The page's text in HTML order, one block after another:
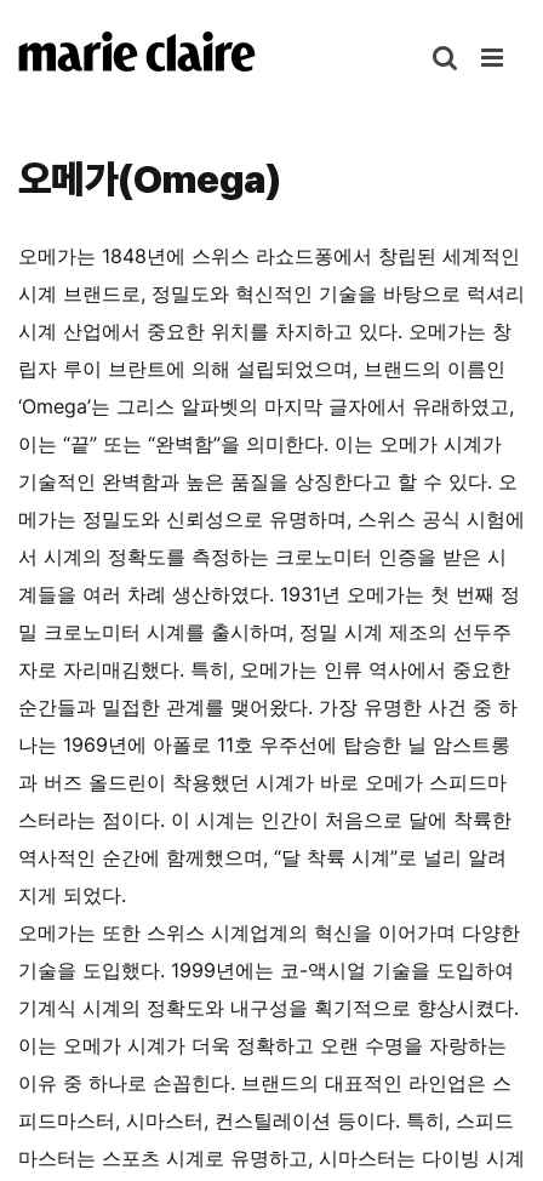
텐
오메가(Omega)
오메가는 1848년에 스위스 라쇼드퐁에서 창립된 세계적인
시계 브랜드로, 정밀도와 혁신적인 기술을 바탕으로 럭셔리
시계 산업에서 중요한 위치를 차지하고 있다. 오메가는 창
립자 루이 브란트에 의해 설립되었으며, 브랜드의 이름인
‘Omega’는 그리스 알파벳의 마지막 글자에서 유래하였고,
이는 “끝” 또는 “완벽함”을 의미한다. 이는 오메가 시계가
기술적인 완벽함과 높은 품질을 상징한다고 할 수 있다. 오
메가는 정밀도와 신뢰성으로 유명하며, 스위스 공식 시험에
서 시계의 정확도를 측정하는 크로노미터 인증을 받은 시
계들을 여러 차례 생산하였다. 1931년 오메가는 첫 번째 정
밀 크로노미터 시계를 출시하며, 정밀 시계 제조의 선두주
자로 자리매김했다. 특히, 오메가는 인류 역사에서 중요한
순간들과 밀접한 관계를 맺어왔다. 가장 유명한 사건 중 하
나는 1969년에 아폴로 11호 우주선에 탑승한 닐 암스트롱
과 버즈 올드린이 착용했던 시계가 바로 오메가 스피드마
스터라는 점이다. 이 시계는 인간이 처음으로 달에 착륙한
역사적인 순간에 함께했으며, “달 착륙 시계”로 널리 알려
지게 되었다.
오메가는 또한 스위스 시계업계의 혁신을 이어가며 다양한
기술을 도입했다. 1999년에는 코-액시얼 기술을 도입하여
기계식 시계의 정확도와 내구성을 획기적으로 향상시켰다.
이는 오메가 시계가 더욱 정확하고 오랜 수명을 자랑하는
이유 중 하나로 손꼽힌다. 브랜드의 대표적인 라인업은 스
피드마스터, 시마스터, 컨스틸레이션 등이다. 특히, 스피드
마스터는 스포츠 시계로 유명하고, 시마스터는 다이빙 시계